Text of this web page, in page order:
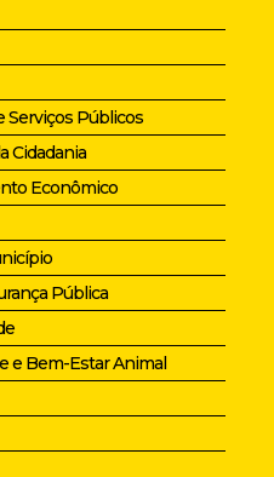
Serviços Públicos
Cidadania
Econômico
Pública
e Bem-Estar Animal